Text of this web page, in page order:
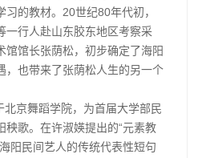
的教材。20世纪80年代初，
一行人赴山东胶东地区考察采
馆馆长张荫松，初步确定了海阳
，也带来了张荫松人生的另一个
京舞蹈学院，为首届大学部民
秧歌。在许淑媖提出的“元素教
阳民间艺人的传统代表性短句